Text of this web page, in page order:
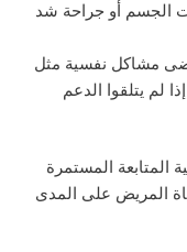
الجسم أو جراحة شد
مشاكل نفسية مثل
لم يتلقوا الدعم
المستمرة
المريض على المدى